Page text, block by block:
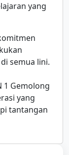
yang
semua lini.
1 Gemolong
yang
tantangan